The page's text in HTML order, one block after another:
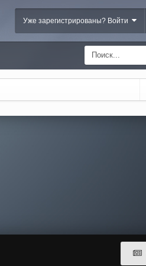
Уже зарегистрированы? Войти